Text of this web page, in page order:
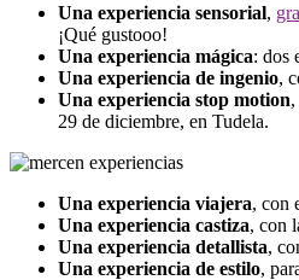
Una experiencia sensorial,
¡Qué gustooo!
Una experiencia mágica: dos
Una experiencia de ingenio,
Una experiencia stop motion
29 de diciembre, en Tudela.
Una experiencia viajera, con
Una experiencia castiza, con
Una experiencia detallista,
Una experiencia de estilo,